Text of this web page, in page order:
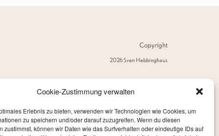
Cookie-Zustimmung verwalten
Erlebnis zu bieten, verwenden wir Technologien wie Cookies, um
zu speichern und/oder darauf zuzugreifen. Wenn du diesen
zustimmst, können wir Daten wie das Surfverhalten oder eindeutige IDs auf
Copyright
2026 Sven Hebbinghaus